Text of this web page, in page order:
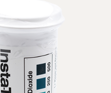
Plasmatrohn®